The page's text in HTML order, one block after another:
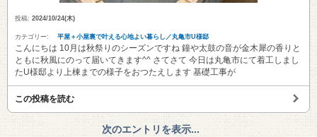
投稿: 2024/10/24(木)
カテゴリー: 平屋＋小屋裏で叶える心地よい暮らし／丸亀市U様邸
こんにちは 10月は秋祭りのシーズンですね 鐘や太鼓の音が金木犀の香りと
ともに秋風にのって届いてきます^^ さてさて 今日は丸亀市にて着工しまし
たU様邸より上棟までの様子をおつたえします 基礎工事が
この投稿を読む
次のエントリを表示...